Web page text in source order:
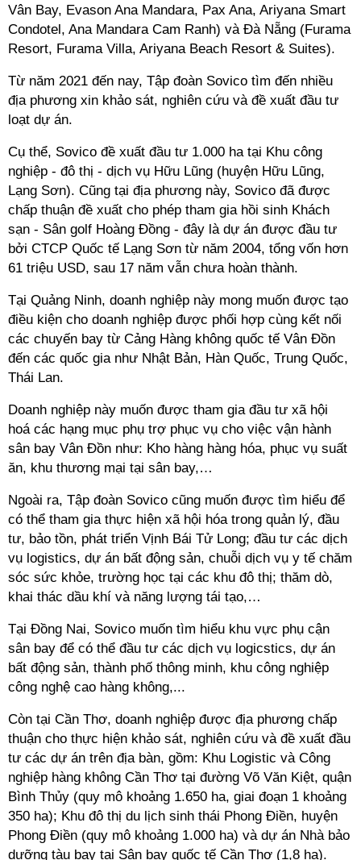
Vân Bay, Evason Ana Mandara, Pax Ana, Ariyana Smart
Condotel, Ana Mandara Cam Ranh) và Đà Nẵng (Furama
Resort, Furama Villa, Ariyana Beach Resort & Suites).
Từ năm 2021 đến nay, Tập đoàn Sovico tìm đến nhiều
địa phương xin khảo sát, nghiên cứu và đề xuất đầu tư
loạt dự án.
Cụ thể, Sovico đề xuất đầu tư 1.000 ha tại Khu công
nghiệp - đô thị - dịch vụ Hữu Lũng (huyện Hữu Lũng,
Lạng Sơn). Cũng tại địa phương này, Sovico đã được
chấp thuận đề xuất cho phép tham gia hồi sinh Khách
sạn - Sân golf Hoàng Đồng - đây là dự án được đầu tư
bởi CTCP Quốc tế Lạng Sơn từ năm 2004, tổng vốn hơn
61 triệu USD, sau 17 năm vẫn chưa hoàn thành.
Tại Quảng Ninh, doanh nghiệp này mong muốn được tạo
điều kiện cho doanh nghiệp được phối hợp cùng kết nối
các chuyến bay từ Cảng Hàng không quốc tế Vân Đồn
đến các quốc gia như Nhật Bản, Hàn Quốc, Trung Quốc,
Thái Lan.
Doanh nghiệp này muốn được tham gia đầu tư xã hội
hoá các hạng mục phụ trợ phục vụ cho việc vận hành
sân bay Vân Đồn như: Kho hàng hàng hóa, phục vụ suất
ăn, khu thương mại tại sân bay,…
Ngoài ra, Tập đoàn Sovico cũng muốn được tìm hiểu để
có thể tham gia thực hiện xã hội hóa trong quản lý, đầu
tư, bảo tồn, phát triển Vịnh Bái Tử Long; đầu tư các dịch
vụ logistics, dự án bất động sản, chuỗi dịch vụ y tế chăm
sóc sức khỏe, trường học tại các khu đô thị; thăm dò,
khai thác dầu khí và năng lượng tái tạo,…
Tại Đồng Nai, Sovico muốn tìm hiểu khu vực phụ cận
sân bay để có thể đầu tư các dịch vụ logicstics, dự án
bất động sản, thành phố thông minh, khu công nghiệp
công nghệ cao hàng không,...
Còn tại Cần Thơ, doanh nghiệp được địa phương chấp
thuận cho thực hiện khảo sát, nghiên cứu và đề xuất đầu
tư các dự án trên địa bàn, gồm: Khu Logistic và Công
nghiệp hàng không Cần Thơ tại đường Võ Văn Kiệt, quận
Bình Thủy (quy mô khoảng 1.650 ha, giai đoạn 1 khoảng
350 ha); Khu đô thị du lịch sinh thái Phong Điền, huyện
Phong Điền (quy mô khoảng 1.000 ha) và dự án Nhà bảo
dưỡng tàu bay tại Sân bay quốc tế Cần Thơ (1,8 ha).